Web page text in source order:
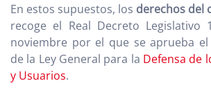
En estos supuestos, los derechos del
recoge el Real Decreto Legislativo
noviembre por el que se aprueba el
de la Ley General para la Defensa de
y Usuarios.